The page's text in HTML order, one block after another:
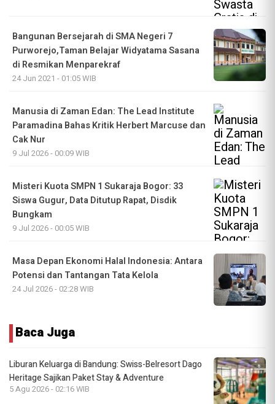
Bangunan Bersejarah di SMA Negeri 7
Purworejo,Taman Belajar Widyatama Sasana
di Resmikan Menparekraf
24 Jun 2021 - 01:05 WIB
Manusia di Zaman Edan: The Lead Institute
Paramadina Bahas Kritik Herbert Marcuse dan
Cak Nur
9 Jul 2026 - 00:09 WIB
Misteri Kuota SMPN 1 Sukaraja Bogor: 33
Siswa Gugur, Data Ditutup Rapat, Disdik
Bungkam
9 Jul 2026 - 00:05 WIB
Masa Depan Ekonomi Halal Indonesia: Antara
Potensi dan Tantangan Tata Kelola
24 Jul 2026 - 02:28 WIB
Baca Juga
Liburan Keluarga di Bandung: Swiss-Belresort Dago
Heritage Sajikan Paket Stay & Adventure
5 Agu 2026 - 02:16 WIB